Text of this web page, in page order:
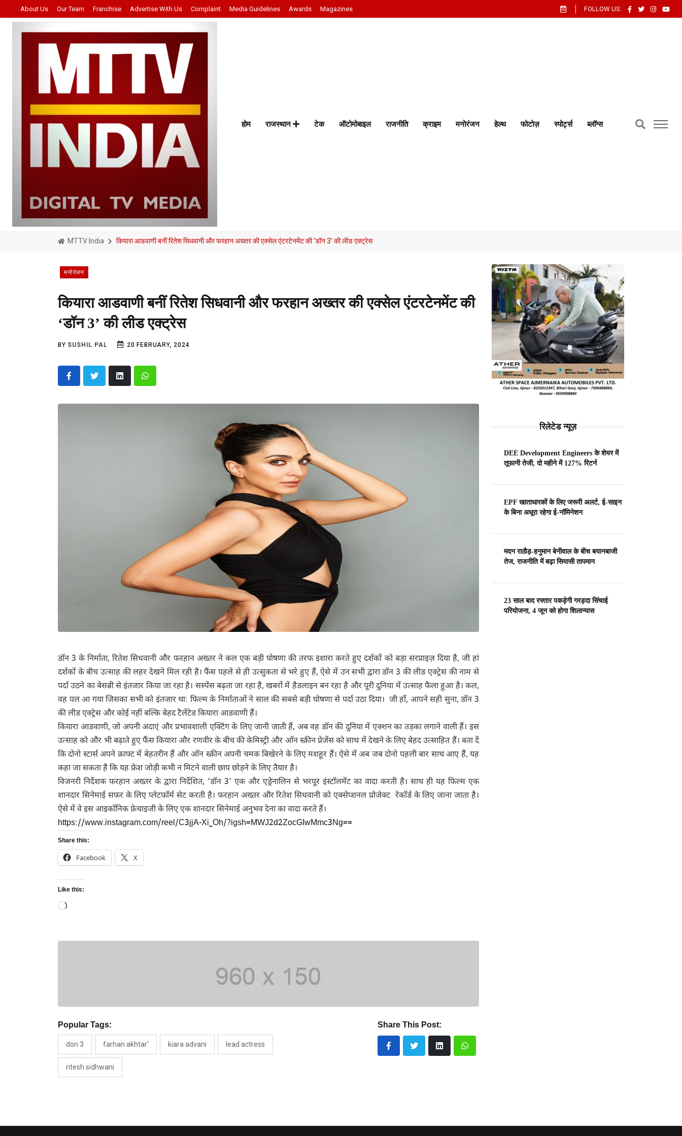
About Us Our Team Franchise Advertise With Us Complaint Media Guidelines Awards Magazines FOLLOW US:
होम राजस्थान टेक ऑटोमोबाइल राजनीति क्राइम मनोरंजन हेल्थ फोटोज़ स्पोर्ट्स ब्लॉग्स
MTTV India कियारा आडवाणी बनीं रितेश सिधवानी और फरहान अख्तर की एक्सेल एंटरटेनमेंट की ‘डॉन 3’ की लीड एक्ट्रेस
मनोरंजन
कियारा आडवाणी बनीं रितेश सिधवानी और फरहान अख्तर की एक्सेल एंटरटेनमेंट की
‘डॉन 3’ की लीड एक्ट्रेस
BY SUSHIL PAL 20 FEBRUARY, 2024
डॉन 3 के निर्माता, रितेश सिधवानी और फरहान अख्तर ने कल एक बड़ी घोषणा की तरफ इशारा करते हुए दर्शकों को बड़ा सरप्राइज़ दिया है, जी हां
दर्शकों के बीच उत्साह की लहर देखने मिल रही है। फैंस पहले से ही उत्सुकता से भरे हुए हैं, ऐसे में उन सभी द्वारा डॉन 3 की लीड एक्ट्रेस की नाम से
पर्दा उठने का बेसब्री से इंतजार किया जा रहा है। सस्पेंस बढ़ता जा रहा है, खबरों में हैडलाइन बन रहा है और पूरी दुनिया में उत्साह फैला हुआ है। कल,
वह पल आ गया जिसका सभी को इंतजार था: फिल्म के निर्माताओं ने साल की सबसे बड़ी घोषणा से पर्दा उठा दिया। जी हाँ, आपने सही सुना, डॉन 3
की लीड एक्ट्रेस और कोई नहीं बल्कि बेहद टैलेंटेड कियारा आडवाणी हैं।
कियारा आडवाणी, जो अपनी अदाएं और प्रभावशाली एक्टिंग के लिए जानी जाती हैं, अब वह डॉन की दुनिया में एक्शन का तड़का लगाने वाली हैं। इस
उत्साह को और भी बढ़ाते हुए फैंस कियारा और रणवीर के बीच की केमिस्ट्री और ऑन स्क्रीन प्रेजेंस को साथ में देखने के लिए बेहद उत्साहित हैं। बता दें
कि दोनो स्टार्स अपने क्राफ्ट में बेहतरीन हैं और ऑन स्क्रीन अपनी चमक बिखेरने के लिए मशहूर हैं। ऐसे में अब जब दोनो पहली बार साथ आए हैं, यह
कहा जा सकता है कि यह फ्रेश जोड़ी कभी न मिटने वाली छाप छोड़ने के लिए तैयार है।
विजनरी निर्देशक फरहान अख्तर के द्वारा निर्देशित, ‘डॉन 3’ एक और एड्रेनालिन से भरपूर इंस्टॉलमेंट का वादा करती है। साथ ही यह फिल्म एक
शानदार सिनेमाई सफर के लिए प्लेटफॉर्म सेट करती है। फरहान अख्तर और रितेश सिधवानी को एक्सेप्शनल प्रोजेक्ट रेकॉर्ड के लिए जाना जाता है।
ऐसे में वे इस आइकॉनिक फ्रेचाइजी के लिए एक शानदार सिनेमाई अनुभव देना का वादा करते हैं।
https://www.instagram.com/reel/C3jjA-Xi_Oh/?igsh=MWJ2d2ZocGIwMmc3Ng==
Share this:
Facebook X
Like this:
Loading…
Popular Tags:
don 3 farhan akhtar' kiara advani lead actress
ritesh sidhwani
Share This Post:
रिलेटेड न्यूज़
DEE Development Engineers के शेयर में
तूफानी तेजी, दो महीने में 127% रिटर्न
EPF खाताधारकों के लिए जरूरी अलर्ट, ई-साइन
के बिना अधूरा रहेगा ई-नॉमिनेशन
मदन राठौड़-हनुमान बेनीवाल के बीच बयानबाजी
तेज, राजनीति में बढ़ा सियासी तापमान
23 साल बाद रफ्तार पकड़ेगी गरड़दा सिंचाई
परियोजना, 4 जून को होगा शिलान्यास